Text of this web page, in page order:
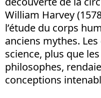
William Harvey
l’étude du corps
anciens mythes.
science, plus que
philosophes,
conceptions